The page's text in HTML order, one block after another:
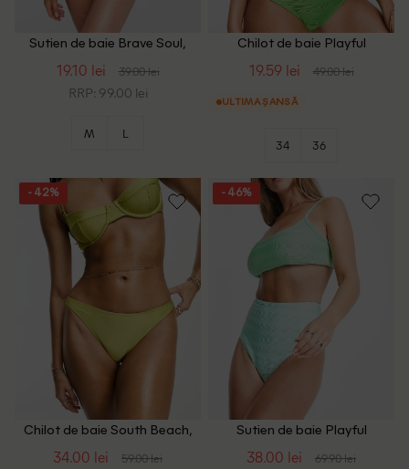
Sutien de baie Brave Soul,
19.10 lei 39.00 lei
RRP: 99.00 lei
M L
Chilot de baie Playful
19.59 lei 49.00 lei
ULTIMA ȘANSĂ
34 36
- 42%
Chilot de baie South Beach,
34.00 lei 59.00 lei
- 46%
Sutien de baie Playful
38.00 lei 69.90 lei